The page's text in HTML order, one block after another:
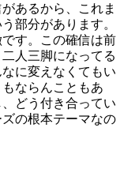
あるから、これま
部分があります。
です。この確信は前
人三脚になってる
に変えなくてもい
ならんこともあ
どう付き合ってい
の根本テーマなの